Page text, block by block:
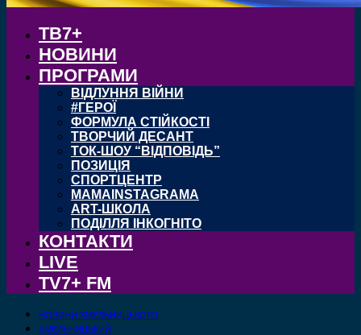
ТВ7+
НОВИНИ
ПРОГРАМИ
ВІДЛУННЯ ВІЙНИ
#ГЕРОЇ
ФОРМУЛА СТІЙКОСТІ
ТВОРЧИЙ ДЕСАНТ
ТОК-ШОУ “ВІДПОВІДЬ”
ПОЗИЦІЯ
СПОРТЦЕНТР
MAMAINSTAGRAMA
ART-ШКОЛА
ПОДІЛЛЯ ІНКОГНІТО
КОНТАКТИ
LIVE
TV7+ FM
НОВИНИ ХМЕЛЬНИЦЬКОГО
ХМЕЛЬНИЦЬКИЙ